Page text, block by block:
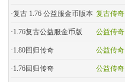
复古传奇
·复古 1.76 公益服金币版本
公益传奇
·1.76复古公益服金币版
公益传奇
·1.80回归传奇
公益传奇
·1.76回归传奇